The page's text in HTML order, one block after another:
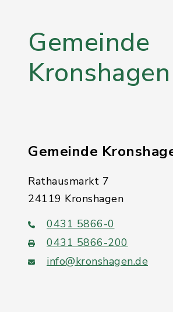
Gemeinde
Kronshagen
Gemeinde
Rathausmarkt 7
24119 Kronshagen
0431 5866-0
0431 5866-200
info@kronshagen.de